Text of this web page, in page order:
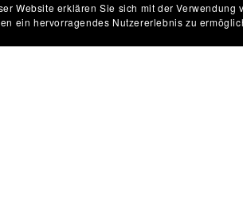
Website erklären Sie sich mit der
ein hervorragendes Nutzererlebnis zu